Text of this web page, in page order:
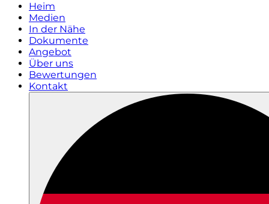
Heim
Medien
In der Nähe
Dokumente
Angebot
Über uns
Bewertungen
Kontakt